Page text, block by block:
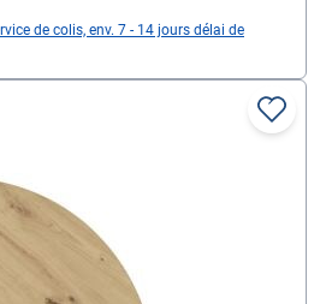
de colis, env. 7 - 14 jours délai de